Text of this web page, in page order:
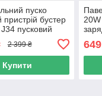
пуско
бустер
пусковий
2 399 ₴
Купити
649